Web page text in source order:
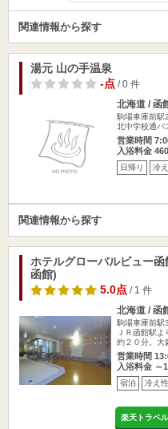
関連情報から探す
湯元 山の手温泉
-点/ 0 件
北海道 / 函
駒場車庫前駅
北中学校通バ
営業時間
入浴料金
日帰り 冷
関連情報から探す
ホテルグローバルビュー
函館)
5.0点/ 1 件
北海道 / 函
駒場車庫前駅
ＪＲ函館駅
約２０分。大
営業時間
入浴料金 ～
宿泊 冷え性
楽天トラベ